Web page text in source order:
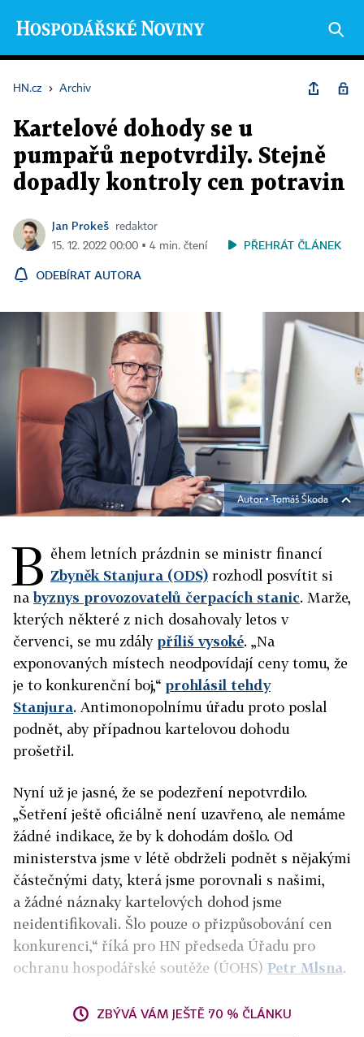
HN.cz › Archiv
Kartelové dohody se u
pumpařů nepotvrdily. Stejně
dopadly kontroly cen potravin
Jan Prokeš
redaktor
15. 12. 2022 00:00 ▪ 4 min. čtení
PŘEHRÁT ČLÁNEK
ODEBÍRAT AUTORA
Autor ▪Tomáš Škoda
B ěhem letních prázdnin se ministr financí
Zbyněk Stanjura (ODS) rozhodl posvítit si
na byznys provozovatelů čerpacích stanic. Marže,
kterých některé z nich dosahovaly letos v
červenci, se mu zdály příliš vysoké. „Na
exponovaných místech neodpovídají ceny tomu, že
je to konkurenční boj,“ prohlásil tehdy
Stanjura. Antimonopolnímu úřadu proto poslal
podnět, aby případnou kartelovou dohodu
prošetřil.
Nyní už je jasné, že se podezření nepotvrdilo.
„Šetření ještě oficiálně není uzavřeno, ale nemáme
žádné indikace, že by k dohodám došlo. Od
ministerstva jsme v létě obdrželi podnět s nějakými
částečnými daty, která jsme porovnali s našimi,
a žádné náznaky kartelových dohod jsme
neidentifikovali. Šlo pouze o přizpůsobování cen
konkurenci,“ říká pro HN předseda Úřadu pro
ochranu hospodářské soutěže (ÚOHS) Petr Mlsna.
ZBÝVÁ VÁM JEŠTĚ 70 % ČLÁNKU